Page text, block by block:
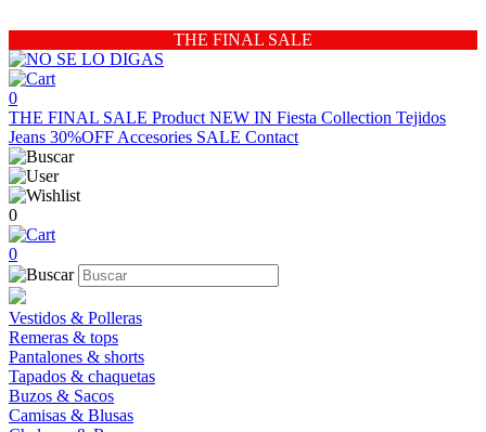
THE FINAL SALE
0
THE FINAL SALE Product NEW IN Fiesta Collection Tejidos
Jeans 30%OFF Accesories SALE Contact
0
0
Vestidos & Polleras
Remeras & tops
Pantalones & shorts
Tapados & chaquetas
Buzos & Sacos
Camisas & Blusas